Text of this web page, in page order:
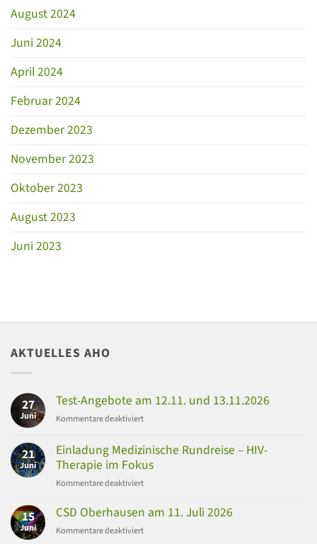
August 2024
Juni 2024
April 2024
Februar 2024
Dezember 2023
November 2023
Oktober 2023
August 2023
Juni 2023
AKTUELLES AHO
27
Juni
Test-Angebote am 12.11. und 13.11.2026
Kommentare deaktiviertfür
Angebote
am
12.11.
und
21
Juni
Einladung Medizinische Rundreise – HIV-
Therapie im Fokus
Kommentare deaktiviertfür
Medizinische
–
15
Juni
CSD Oberhausen am 11. Juli 2026
Kommentare deaktiviertfür